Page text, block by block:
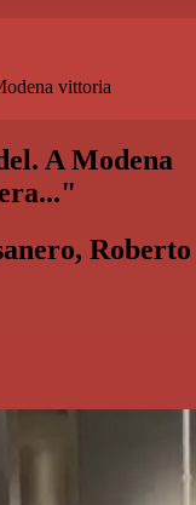
vittoria
A Modena
Roberto